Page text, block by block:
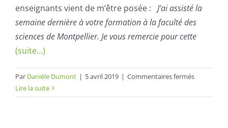
enseignants vient de m’être posée : J’ai assisté la
semaine dernière à votre formation à la faculté des
sciences de Montpellier. Je vous remercie pour cette
(suite…)
Par Danièle Dumont | 5 avril 2019 | Commentaires ferméssur
des
Lire la suite